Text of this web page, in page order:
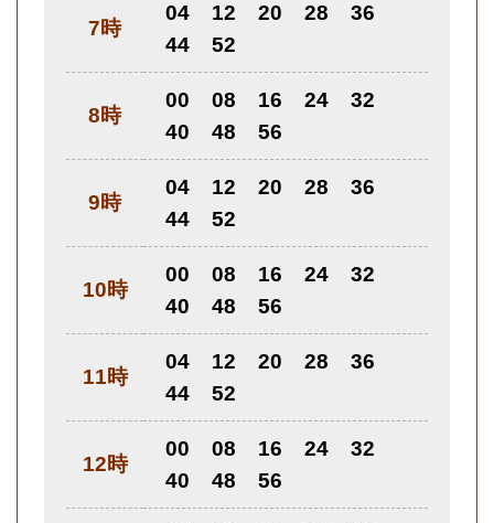
7時
04 12 20 28
36
44
52
8時
00 08 16 24
32
40
48 56
9時
04 12 20 28
36
44
52
10時
00 08 16 24
32
40
48 56
11時
04 12 20 28
36
44
52
12時
00 08 16 24
32
40
48 56